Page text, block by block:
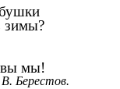
зимы?
мы!
В. Берестов.